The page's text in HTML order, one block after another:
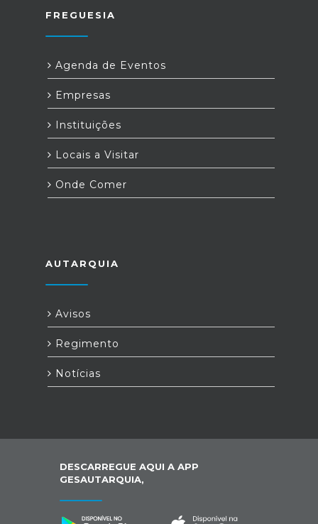
FREGUESIA
Agenda de Eventos
Empresas
Instituições
Locais a Visitar
Onde Comer
AUTARQUIA
Avisos
Regimento
Notícias
DESCARREGUE AQUI A APP
GESAUTARQUIA,